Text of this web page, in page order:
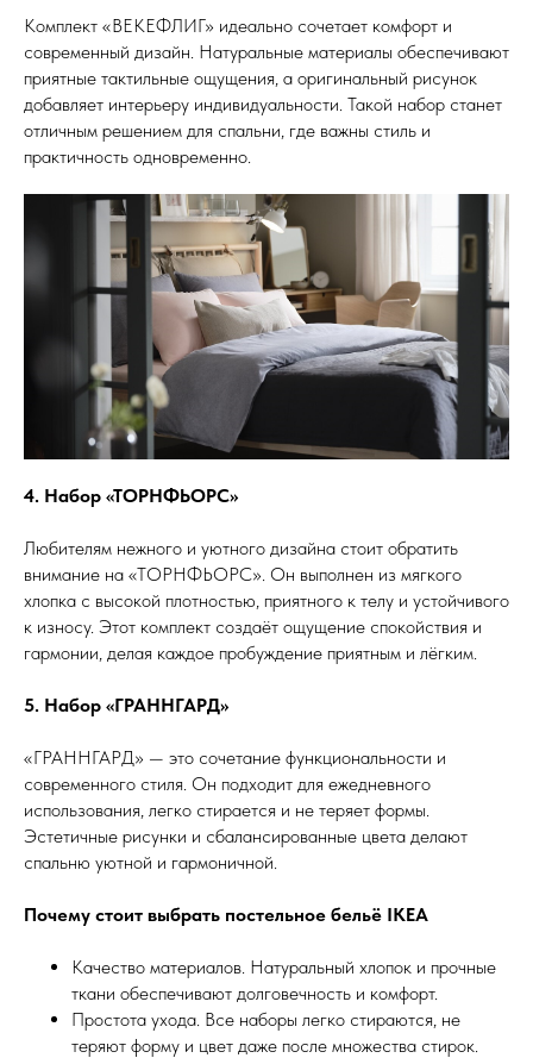
Комплект «ВЕКЕФЛИГ» идеально сочетает комфорт и
современный дизайн. Натуральные материалы обеспечивают
приятные тактильные ощущения, а оригинальный рисунок
добавляет интерьеру индивидуальности. Такой набор станет
отличным решением для спальни, где важны стиль и
практичность одновременно.
4. Набор «ТОРНФЬОРС»
Любителям нежного и уютного дизайна стоит обратить
внимание на «ТОРНФЬОРС». Он выполнен из мягкого
хлопка с высокой плотностью, приятного к телу и устойчивого
к износу. Этот комплект создаёт ощущение спокойствия и
гармонии, делая каждое пробуждение приятным и лёгким.
5. Набор «ГРАННГАРД»
«ГРАННГАРД» — это сочетание функциональности и
современного стиля. Он подходит для ежедневного
использования, легко стирается и не теряет формы.
Эстетичные рисунки и сбалансированные цвета делают
спальню уютной и гармоничной.
Почему стоит выбрать постельное бельё IKEA
Качество материалов. Натуральный хлопок и прочные
ткани обеспечивают долговечность и комфорт.
Простота ухода. Все наборы легко стираются, не
теряют форму и цвет даже после множества стирок.